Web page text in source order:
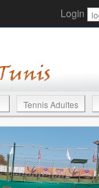
Login
Tennis Adultes